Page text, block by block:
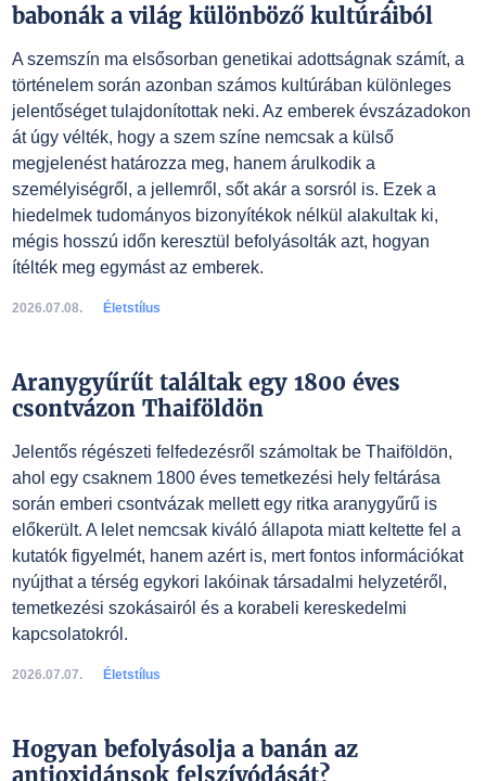
babonák a világ különböző kultúráiból
A szemszín ma elsősorban genetikai adottságnak számít, a
történelem során azonban számos kultúrában különleges
jelentőséget tulajdonítottak neki. Az emberek évszázadokon
át úgy vélték, hogy a szem színe nemcsak a külső
megjelenést határozza meg, hanem árulkodik a
személyiségről, a jellemről, sőt akár a sorsról is. Ezek a
hiedelmek tudományos bizonyítékok nélkül alakultak ki,
mégis hosszú időn keresztül befolyásolták azt, hogyan
ítélték meg egymást az emberek.
2026.07.08. Életstílus
Aranygyűrűt találtak egy 1800 éves
csontvázon Thaiföldön
Jelentős régészeti felfedezésről számoltak be Thaiföldön,
ahol egy csaknem 1800 éves temetkezési hely feltárása
során emberi csontvázak mellett egy ritka aranygyűrű is
előkerült. A lelet nemcsak kiváló állapota miatt keltette fel a
kutatók figyelmét, hanem azért is, mert fontos információkat
nyújthat a térség egykori lakóinak társadalmi helyzetéről,
temetkezési szokásairól és a korabeli kereskedelmi
kapcsolatokról.
2026.07.07. Életstílus
Hogyan befolyásolja a banán az
antioxidánsok felszívódását?